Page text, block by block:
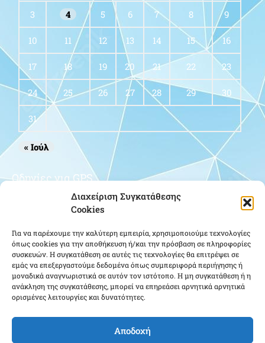
Διαχείριση Συγκατάθεσης
Cookies
Για να παρέχουμε την καλύτερη εμπειρία, χρησιμοποιούμε τεχνολογίες
όπως cookies για την αποθήκευση ή/και την πρόσβαση σε πληροφορίες
συσκευών. Η συγκατάθεση σε αυτές τις τεχνολογίες θα επιτρέψει σε
εμάς να επεξεργαστούμε δεδομένα όπως συμπεριφορά περιήγησης ή
μοναδικά αναγνωριστικά σε αυτόν τον ιστότοπο. Η μη συγκατάθεση ή η
ανάκληση της συγκατάθεσης, μπορεί να επηρεάσει αρνητικά αρνητικά
ορισμένες λειτουργίες και δυνατότητες.
Αποδοχή
3 4 5 6 7 8 9
10 11 12 13 14 15 16
17 18 19 20 21 22 23
24 25 26 27 28 29 30
31
« Ιούλ
Οδηγίες για GPS
Κάντε κλικ για να αποδεχτείτε cookies
εμπορικής προώθησης και να